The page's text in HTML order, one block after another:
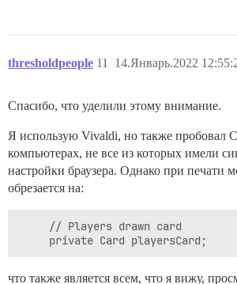
        System.out.println();
        System.out.println();
if
            return true;
        } else {
            return false;
    // Метод игрового цикла
    public void play() {
thresholdpeople 14.Январь.2022
11
Спасибо, что уделили этому внимание.
Я использую Vivaldi, но также пробовал
компьютерах, не все из которых имели
настройки браузера. Однако при печати
обрезается на:
     // Players drawn card
что также является всем, что я вижу,